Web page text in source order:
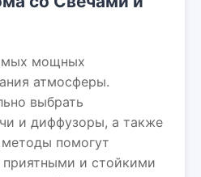
мощных
атмосферы.
выбрать
и диффузоры, а также
помогут
и стойкими